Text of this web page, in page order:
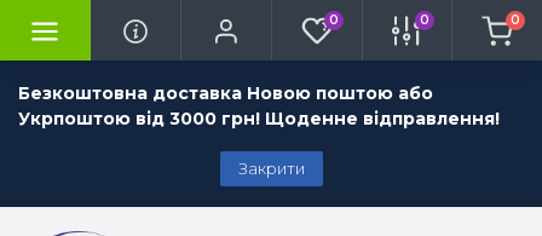
Безкоштовна доставка Новою поштою або
Укрпоштою від 3000 грн! Щоденне відправлення!
Закрити
0 0 0